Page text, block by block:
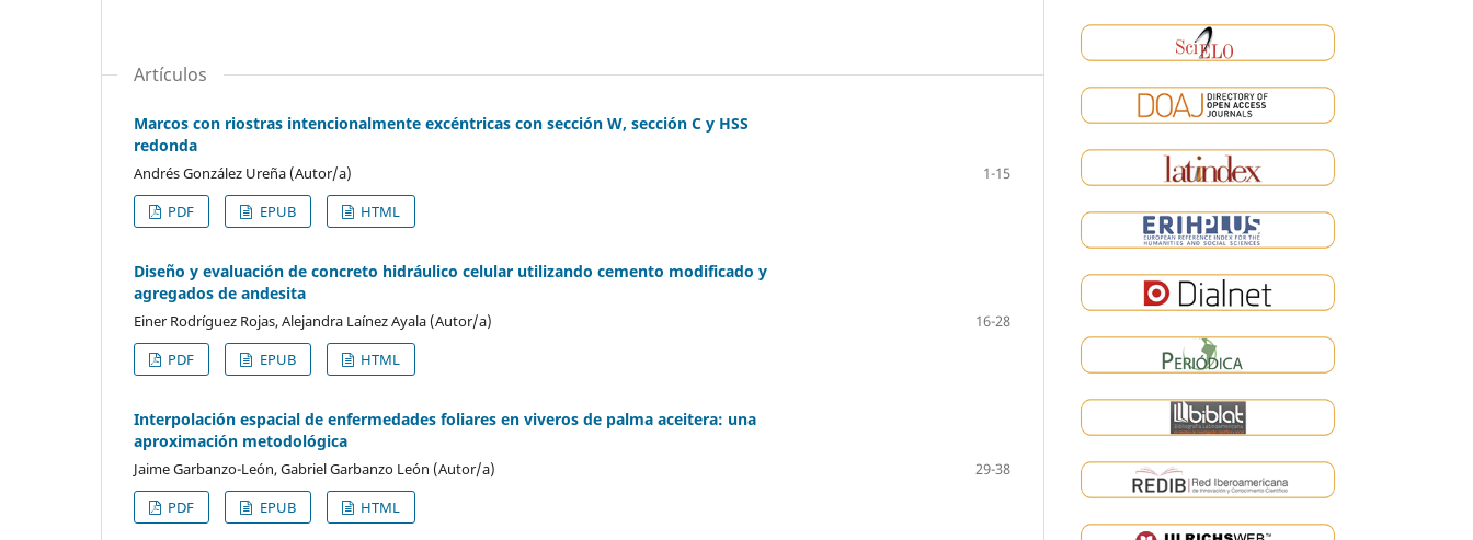
Artículos
Marcos con riostras intencionalmente excéntricas con sección W, sección C y HSS
redonda
Andrés González Ureña (Autor/a)
1-15
PDF
EPUB HTML
Diseño y evaluación de concreto hidráulico celular utilizando cemento modificado y
agregados de andesita
Einer Rodríguez Rojas, Alejandra Laínez Ayala (Autor/a)
16-28
PDF
EPUB HTML
Interpolación espacial de enfermedades foliares en viveros de palma aceitera: una
aproximación metodológica
Jaime Garbanzo-León, Gabriel Garbanzo León (Autor/a)
29-38
PDF
EPUB HTML